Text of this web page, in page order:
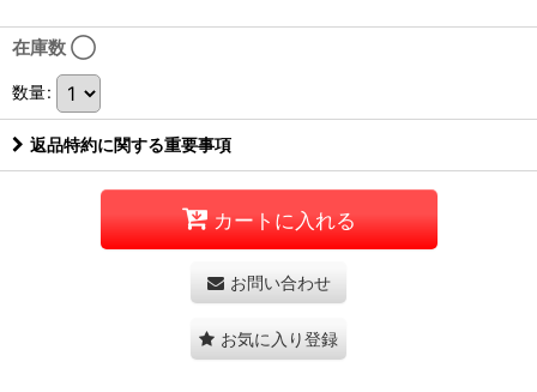
在庫数 ◯
数量:
返品特約に関する重要事項
カートに入れる
お問い合わせ
お気に入り登録